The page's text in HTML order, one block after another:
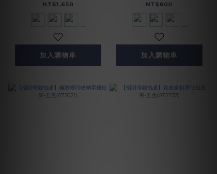
NT$1,650
加入購物車
NT$800
加入購物車